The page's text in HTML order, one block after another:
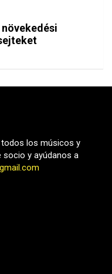
todos los músicos y
socio y ayúdanos a